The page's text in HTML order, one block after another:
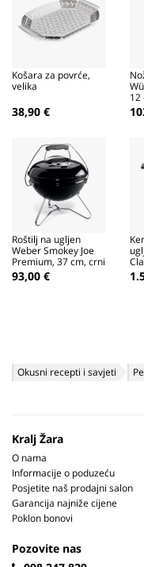
Košara za povrće,
velika
38,90 €
12
Roštilj na ugljen
Weber Smokey Joe
Premium, 37 cm, crni
93,00 €
Okusni recepti i savjeti
Kralj Žara
O nama
Informacije o poduzeću
Posjetite naš prodajni salon
Garancija najniže cijene
Poklon bonovi
Pozovite nas